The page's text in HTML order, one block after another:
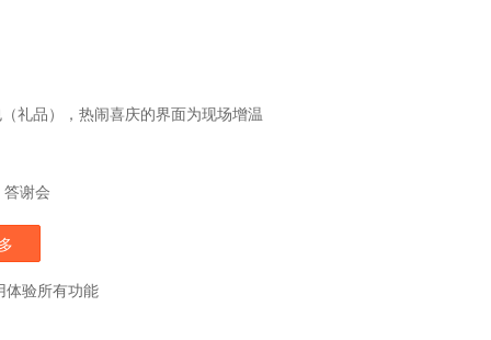
礼品），热闹喜庆的界面为现场增温
答谢会
体验所有功能